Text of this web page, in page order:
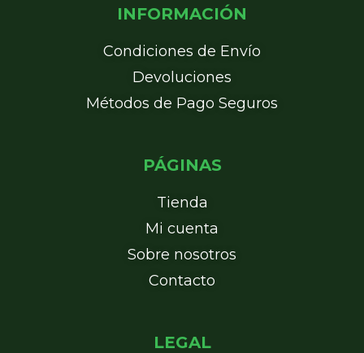
INFORMACIÓN
Condiciones de Envío
Devoluciones
Métodos de Pago Seguros
PÁGINAS
Tienda
Mi cuenta
Sobre nosotros
Contacto
LEGAL